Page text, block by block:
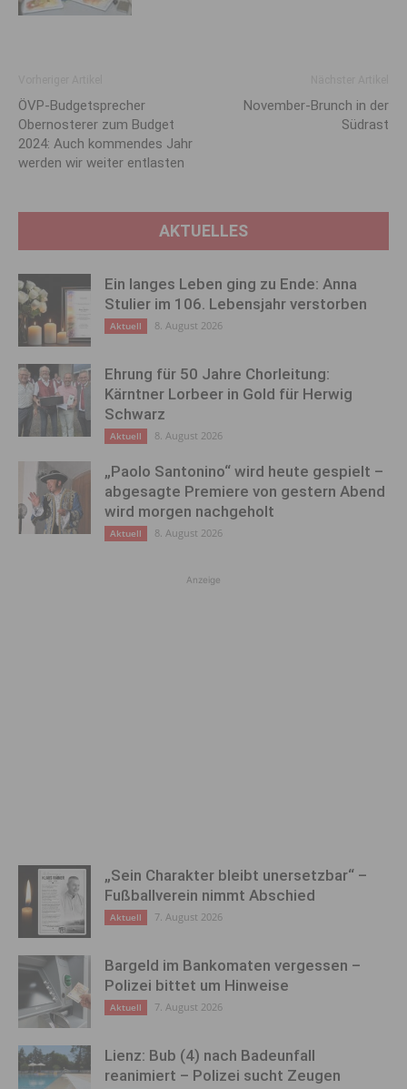
ÖVP-Budgetsprecher
Obernosterer zum Budget
2024: Auch kommendes Jahr
werden wir weiter entlasten
November-Brunch in der
Südrast
AKTUELLES
Ein langes Leben ging zu Ende: Anna
Stulier im 106. Lebensjahr verstorben
Aktuell 8. August 2026
Ehrung für 50 Jahre Chorleitung:
Kärntner Lorbeer in Gold für Herwig
Schwarz
Aktuell 8. August 2026
„Paolo Santonino“ wird heute gespielt –
abgesagte Premiere von gestern Abend
wird morgen nachgeholt
Aktuell 8. August 2026
Anzeige
„Sein Charakter bleibt unersetzbar“ –
Fußballverein nimmt Abschied
Aktuell 7. August 2026
Bargeld im Bankomaten vergessen –
Polizei bittet um Hinweise
Aktuell 7. August 2026
Lienz: Bub (4) nach Badeunfall
reanimiert – Polizei sucht Zeugen